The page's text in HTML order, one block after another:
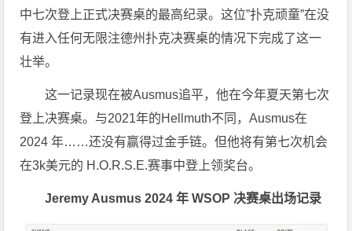
中七次登上正式决赛桌的最高纪录。这位”扑克顽童”在没
有进入任何无限注德州扑克决赛桌的情况下完成了这一
壮举。
这一记录现在被Ausmus追平，他在今年夏天第七次
登上决赛桌。与2021年的Hellmuth不同，Ausmus在
2024 年……还没有赢得过金手链。但他将有第七次机会
在3k美元的 H.O.R.S.E.赛事中登上领奖台。
Jeremy Ausmus 2024 年 WSOP 决赛桌出场记录